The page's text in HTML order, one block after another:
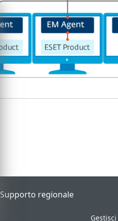
Supporto regionale